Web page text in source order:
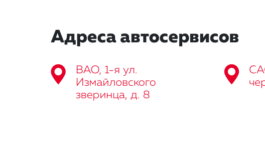
Адреса автосервисов
ВАО, 1-я ул.
Измайловского
зверинца, д. 8